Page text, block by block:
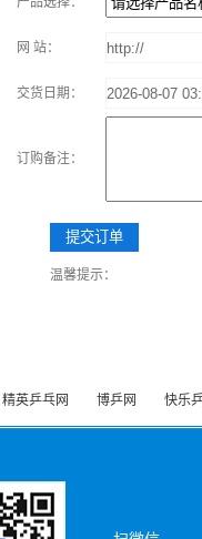
网 站：
交货日期：
订购备注：
温馨提示：
精英乒乓网 博乒网 快乐